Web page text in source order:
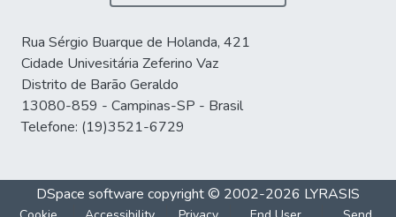
Rua Sérgio Buarque de Holanda, 421
Cidade Univesitária Zeferino Vaz
Distrito de Barão Geraldo
13080-859 - Campinas-SP - Brasil
Telefone: (19)3521-6729
DSpace software copyright © 2002-2026 LYRASIS